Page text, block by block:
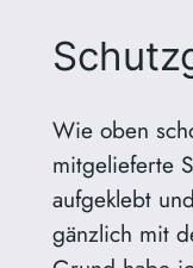
Wie oben
mitgelieferte
aufgeklebt
gänzlich mit